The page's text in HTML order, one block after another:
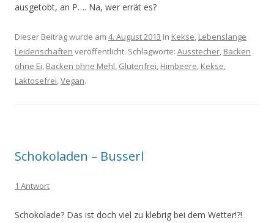
ausgetobt, an P…. Na, wer errät es?
Dieser Beitrag wurde am 4. August 2013 in Kekse, Lebenslange
Leidenschaften veröffentlicht. Schlagworte: Ausstecher, Backen
ohne Ei, Backen ohne Mehl, Glutenfrei, Himbeere, Kekse,
Laktosefrei,Vegan.
Schokoladen – Busserl
1 Antwort
Schokolade? Das ist doch viel zu klebrig bei dem Wetter!?!